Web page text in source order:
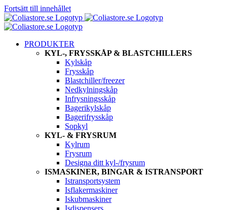
Fortsätt till innehållet
PRODUKTER
KYL-, FRYSSKÅP & BLASTCHILLERS
Kylskåp
Frysskåp
Blastchiller/freezer
Nedkylningskåp
Infrysningsskåp
Bagerikylskåp
Bagerifrysskåp
Sopkyl
KYL- & FRYSRUM
Kylrum
Frysrum
Designa ditt kyl-/frysrum
ISMASKINER, BINGAR & ISTRANSPORT
Istransportsystem
Isflakermaskiner
Iskubmaskiner
Isdispensers